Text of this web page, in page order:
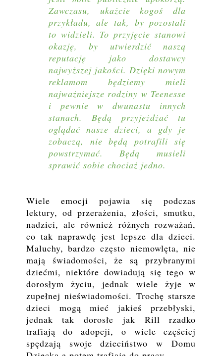
Zawczasu, ukażcie kogoś dla
przykładu, ale tak, by pozostali
to widzieli. To przyjęcie stanowi
okazję, by utwierdzić naszą
reputację jako dostawcy
najwyższej jakości. Dzięki nowym
reklamom będziemy mieli
najważniejsze rodziny w Teenesse
i pewnie w dwunastu innych
stanach. Będą przyjeżdżać tu
oglądać nasze dzieci, a gdy je
zobaczą, nie będą potrafili się
powstrzymać. Będą musieli
sprawić sobie chociaż jedno.
Wiele emocji pojawia się podczas
lektury, od przerażenia, złości, smutku,
nadziei, ale również różnych rozważań,
co tak naprawdę jest lepsze dla dzieci.
Maluchy, bardzo często niemowlęta, nie
mają świadomości, że są przybranymi
dziećmi, niektóre dowiadują się tego w
dorosłym życiu, jednak wiele żyje w
zupełnej nieświadomości. Trochę starsze
dzieci mogą mieć jakieś przebłyski,
jednak tak dorosłe jak Rill rzadko
trafiają do adopcji, o wiele częściej
spędzają swoje dzieciństwo w Domu